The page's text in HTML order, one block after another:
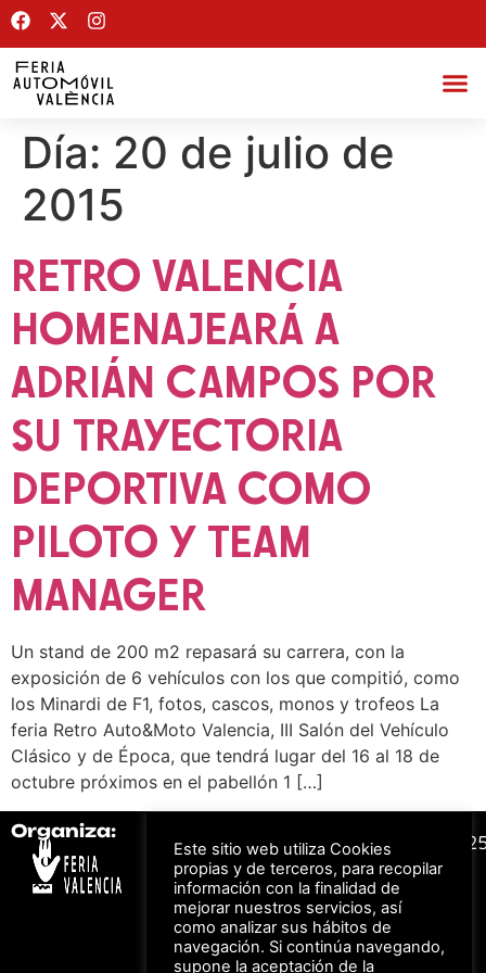
Día: 20 de julio de
2015
RETRO VALENCIA
HOMENAJEARÁ A
ADRIÁN CAMPOS POR
SU TRAYECTORIA
DEPORTIVA COMO
PILOTO Y TEAM
MANAGER
Un stand de 200 m2 repasará su carrera, con la
exposición de 6 vehículos con los que compitió, como
los Minardi de F1, fotos, cascos, monos y trofeos La
feria Retro Auto&Moto Valencia, III Salón del Vehículo
Clásico y de Época, que tendrá lugar del 16 al 18 de
octubre próximos en el pabellón 1 […]
Organiza:
Bonos descuento para
los viajes a ferias
organizadas por Feria
Valencia al obtener tu
entrada
Aviso Legal –
de Privacidad
© Feria Valencia, todos
los derechos reservados
Este sitio web utiliza Cookies
propias y de terceros, para recopilar
información con la finalidad de
mejorar nuestros servicios, así
como analizar sus hábitos de
navegación. Si continúa navegando,
supone la aceptación de la